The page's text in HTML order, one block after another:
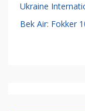
Ukraine
Bek Air: Fokker